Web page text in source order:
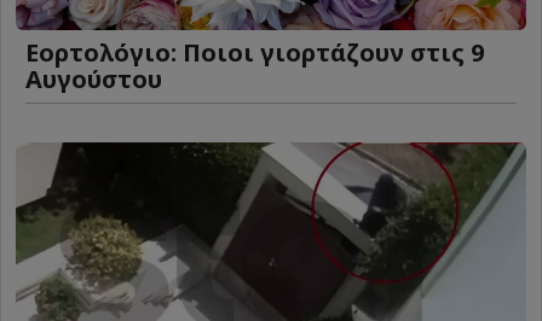
Εορτολόγιο: Ποιοι γιορτάζουν στις 9
Αυγούστου